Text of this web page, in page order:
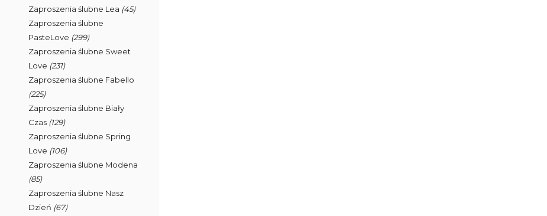
Zaproszenia ślubne Lea (45)
Zaproszenia ślubne
PasteLove (299)
Zaproszenia ślubne Sweet
Love (231)
Zaproszenia ślubne Fabello
(225)
Zaproszenia ślubne Biały
Czas (129)
Zaproszenia ślubne Spring
Love (106)
Zaproszenia ślubne Modena
(85)
Zaproszenia ślubne Nasz
Dzień (67)